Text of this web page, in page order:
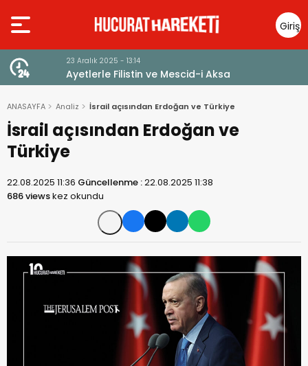
Giriş
Yap
23 Aralık 2025 - 13:14
Ayetlerle Filistin ve Mescid-i Aksa
ANASAYFA Analiz İsrail açısından Erdoğan ve Türkiye
İsrail açısından Erdoğan ve
Türkiye
22.08.2025 11:36 Güncellenme :22.08.2025 11:38
686 viewskez okundu